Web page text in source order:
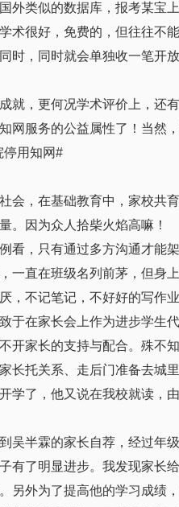
外类似的数据库，报考某宝
术很好，免费的，但往往不
时，同时就会单独收一笔开
就，更何况学术评价上，还
网服务的公益属性了！当然
停用知网#
会，在基础教育中，家校共
。因为众人拾柴火焰高嘛！
看，只有通过多方沟通才能
一直在班级名列前茅，但身
，不记笔记，不好好的写作
于在家长会上作为进步学生
开家长的支持与配合。殊不
长托关系、走后门准备去城
学了，他又说在我校就读，
吴半霖的家长自荐，经过年
有了明显进步。我发现家长
另外为了提高他的学习成绩